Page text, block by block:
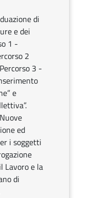
di
e dei
1 -
2
3 -
e
ed
i soggetti
Lavoro e la
di